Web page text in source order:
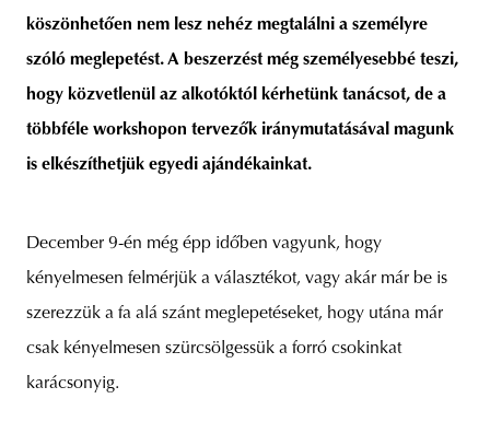
köszönhetően nem lesz nehéz megtalálni a személyre
szóló meglepetést. A beszerzést még személyesebbé teszi,
hogy közvetlenül az alkotóktól kérhetünk tanácsot, de a
többféle workshopon tervezők iránymutatásával magunk
is elkészíthetjük egyedi ajándékainkat.
December 9-én még épp időben vagyunk, hogy
kényelmesen felmérjük a választékot, vagy akár már be is
szerezzük a fa alá szánt meglepetéseket, hogy utána már
csak kényelmesen szürcsölgessük a forró csokinkat
karácsonyig.